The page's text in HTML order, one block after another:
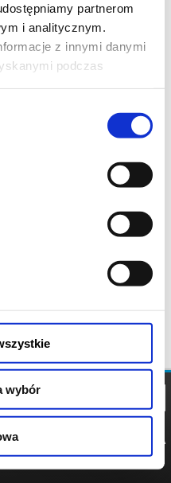
partnerom
i analitycznym.
z innymi danymi
podczas
wybór
POLITYKA